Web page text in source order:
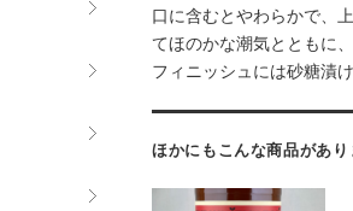
口に含むとやわらかで、
てほのかな潮気とともに
フィニッシュには砂糖漬
ほかにもこんな商品があり